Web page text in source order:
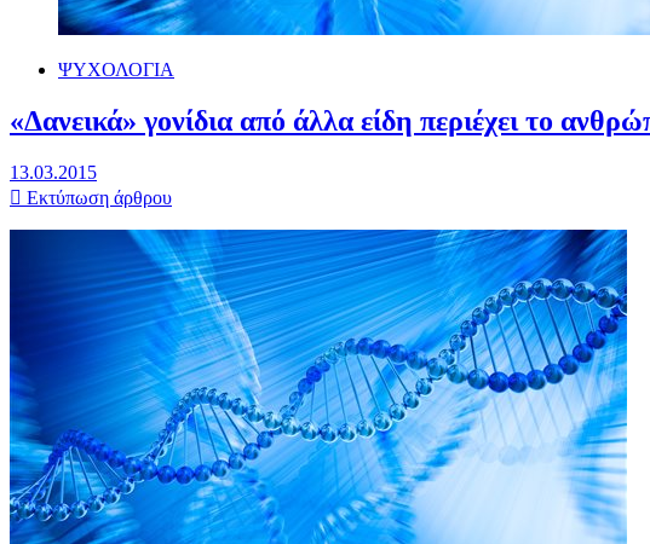
ΨΥΧΟΛΟΓΙΑ
«Δανεικά» γονίδια από άλλα είδη περιέχει το
13.03.2015
Εκτύπωση άρθρου